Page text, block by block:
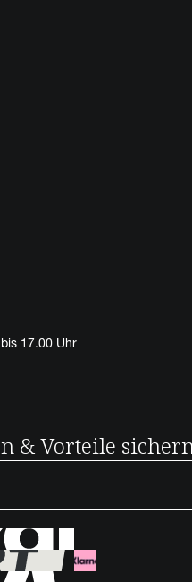
17.00 Uhr
& Vorteile